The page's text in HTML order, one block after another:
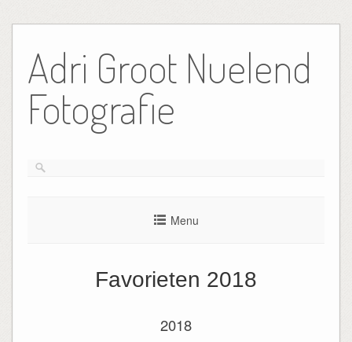
de
inhoud
Adri Groot Nuelend
Fotografie
Menu
Favorieten 2018
2018